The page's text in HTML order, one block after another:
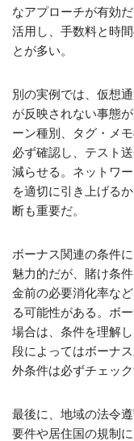
なアプローチが有効
活用し、手数料と時
とが多い。
別の実例では、仮想
が反映されない事態
ーン種別、タグ・メ
必ず確認し、テスト
減らせる。ネットワ
を適切に引き上げる
断も重要だ。
ボーナス関連の条件
魅力的だが、賭け条
金前の必要消化率な
る可能性がある。ボ
場合は、条件を理解
段によってはボーナ
外条件は必ずチェック
最後に、地域の法令
要件や居住国の規制